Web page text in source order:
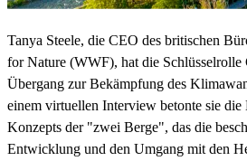
Tanya Steele, die CEO des britischen
for Nature (WWF), hat die Schlüsselrolle
Übergang zur Bekämpfung des
einem virtuellen Interview betonte sie die
Konzepts der "zwei Berge", das die
Entwicklung und den Umgang mit den